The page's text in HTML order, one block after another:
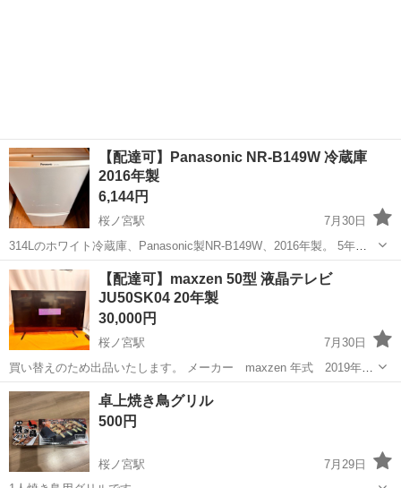
【配達可】Panasonic NR-B149W 冷蔵庫
2016年製
6,144円
桜ノ宮駅
7月30日
314Lのホワイト冷蔵庫、Panasonic製NR-B149W、2016年製。 5年ほ
ど使用しました。 - ブランド: Panasonic - モデル名: NR-B149W - 製造
年: 2016年 - 色:...
大阪 大阪市 桜ノ宮駅 キッチン家電 Panasonic
【配達可】maxzen 50型 液晶テレビ
JU50SK04 20年製
30,000円
桜ノ宮駅
7月30日
買い替えのため出品いたします。 メーカー maxzen 年式 2019年製
型番 JU50SK04 画面サイズ 50インチ リモコンあり。 商品をお取り
引き希望の方は取りに来れる日程を記載の上お問い合わせください。
...
大阪 大阪市 桜ノ宮駅 テレビ
卓上焼き鳥グリル
500円
桜ノ宮駅
7月29日